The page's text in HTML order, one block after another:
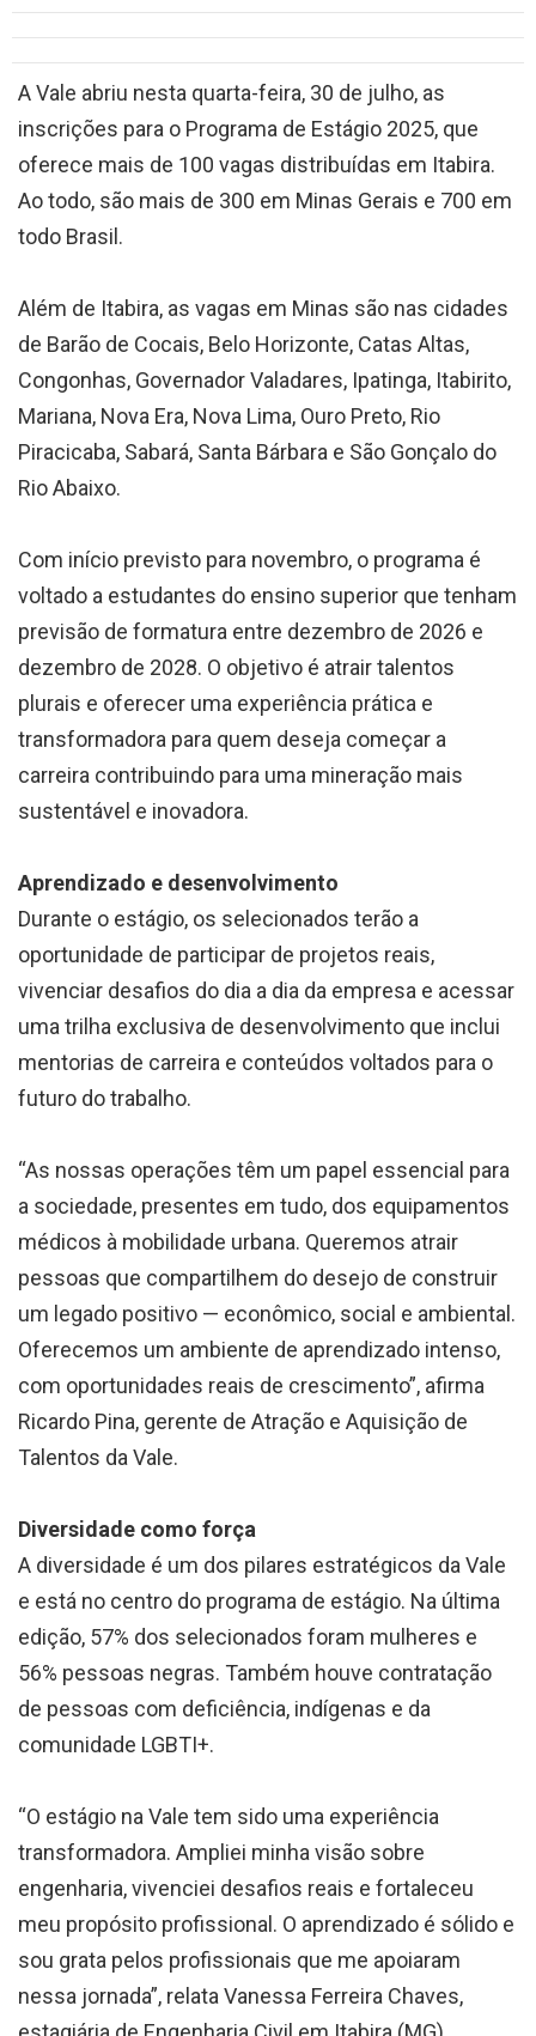
A Vale abriu nesta quarta-feira, 30 de julho, as
inscrições para o Programa de Estágio 2025, que
oferece mais de 100 vagas distribuídas em Itabira.
Ao todo, são mais de 300 em Minas Gerais e 700 em
todo Brasil.
Além de Itabira, as vagas em Minas são nas cidades
de Barão de Cocais, Belo Horizonte, Catas Altas,
Congonhas, Governador Valadares, Ipatinga, Itabirito,
Mariana, Nova Era, Nova Lima, Ouro Preto, Rio
Piracicaba, Sabará, Santa Bárbara e São Gonçalo do
Rio Abaixo.
Com início previsto para novembro, o programa é
voltado a estudantes do ensino superior que tenham
previsão de formatura entre dezembro de 2026 e
dezembro de 2028. O objetivo é atrair talentos
plurais e oferecer uma experiência prática e
transformadora para quem deseja começar a
carreira contribuindo para uma mineração mais
sustentável e inovadora.
Aprendizado e desenvolvimento
Durante o estágio, os selecionados terão a
oportunidade de participar de projetos reais,
vivenciar desafios do dia a dia da empresa e acessar
uma trilha exclusiva de desenvolvimento que inclui
mentorias de carreira e conteúdos voltados para o
futuro do trabalho.
“As nossas operações têm um papel essencial para
a sociedade, presentes em tudo, dos equipamentos
médicos à mobilidade urbana. Queremos atrair
pessoas que compartilhem do desejo de construir
um legado positivo — econômico, social e ambiental.
Oferecemos um ambiente de aprendizado intenso,
com oportunidades reais de crescimento”, afirma
Ricardo Pina, gerente de Atração e Aquisição de
Talentos da Vale.
Diversidade como força
A diversidade é um dos pilares estratégicos da Vale
e está no centro do programa de estágio. Na última
edição, 57% dos selecionados foram mulheres e
56% pessoas negras. Também houve contratação
de pessoas com deficiência, indígenas e da
comunidade LGBTI+.
“O estágio na Vale tem sido uma experiência
transformadora. Ampliei minha visão sobre
engenharia, vivenciei desafios reais e fortaleceu
meu propósito profissional. O aprendizado é sólido e
sou grata pelos profissionais que me apoiaram
nessa jornada”, relata Vanessa Ferreira Chaves,